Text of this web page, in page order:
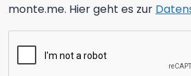
monte.me. Hier geht es zur